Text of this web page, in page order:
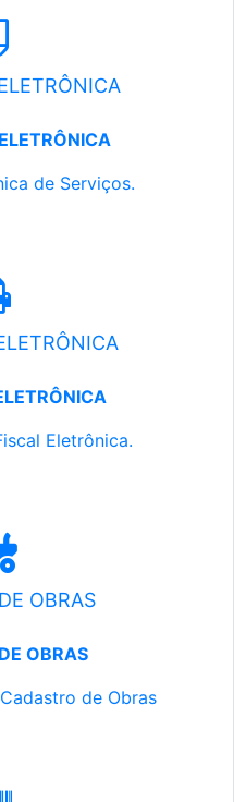
de Serviços.
Eletrônica.
OBRAS
OBRAS
de Obras